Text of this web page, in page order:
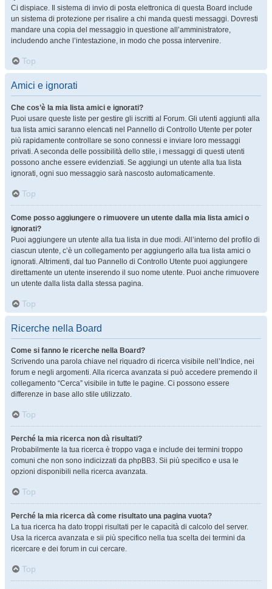
Ci dispiace. Il sistema di invio di posta elettronica di questa Board include
un sistema di protezione per risalire a chi manda questi messaggi. Dovresti
mandare una copia del messaggio in questione all’amministratore,
includendo anche l’intestazione, in modo che possa intervenire.
Top
Amici e ignorati
Che cos’è la mia lista amici e ignorati?
Puoi usare queste liste per gestire gli iscritti al Forum. Gli utenti aggiunti alla
tua lista amici saranno elencati nel Pannello di Controllo Utente per poter
più rapidamente controllare se sono connessi e inviare loro messaggi
privati. A seconda delle possibilità dello stile, i messaggi di questi utenti
possono anche essere evidenziati. Se aggiungi un utente alla tua lista
ignorati, ogni suo messaggio sarà nascosto automaticamente.
Top
Come posso aggiungere o rimuovere un utente dalla mia lista amici o
ignorati?
Puoi aggiungere un utente alla tua lista in due modi. All’interno del profilo di
ciascun utente, c’è un collegamento per aggiungerlo alla tua lista amici o
ignorati. Altrimenti, dal tuo Pannello di Controllo Utente puoi aggiungere
direttamente un utente inserendo il suo nome utente. Puoi anche rimuovere
un utente dalla lista dalla stessa pagina.
Top
Ricerche nella Board
Come si fanno le ricerche nella Board?
Scrivendo una parola chiave nel riquadro di ricerca visibile nell’Indice, nei
forum e negli argomenti. Alla ricerca avanzata si può accedere premendo il
collegamento “Cerca” visibile in tutte le pagine. Ci possono essere
differenze in base allo stile utilizzato.
Top
Perché la mia ricerca non dà risultati?
Probabilmente la tua ricerca è troppo vaga e include dei termini troppo
comuni che non sono indicizzati da phpBB3. Sii più specifico e usa le
opzioni disponibili nella ricerca avanzata.
Top
Perché la mia ricerca dà come risultato una pagina vuota?
La tua ricerca ha dato troppi risultati per le capacità di calcolo del server.
Usa la ricerca avanzata e sii più specifico nella tua scelta dei termini da
ricercare e dei forum in cui cercare.
Top